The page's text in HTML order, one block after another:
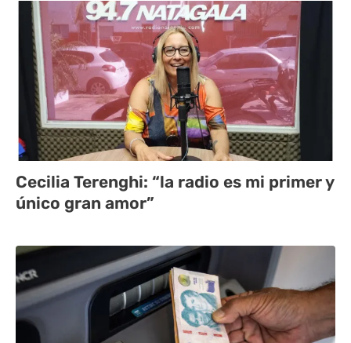
Cecilia Terenghi: “la radio es mi primer y
único gran amor”